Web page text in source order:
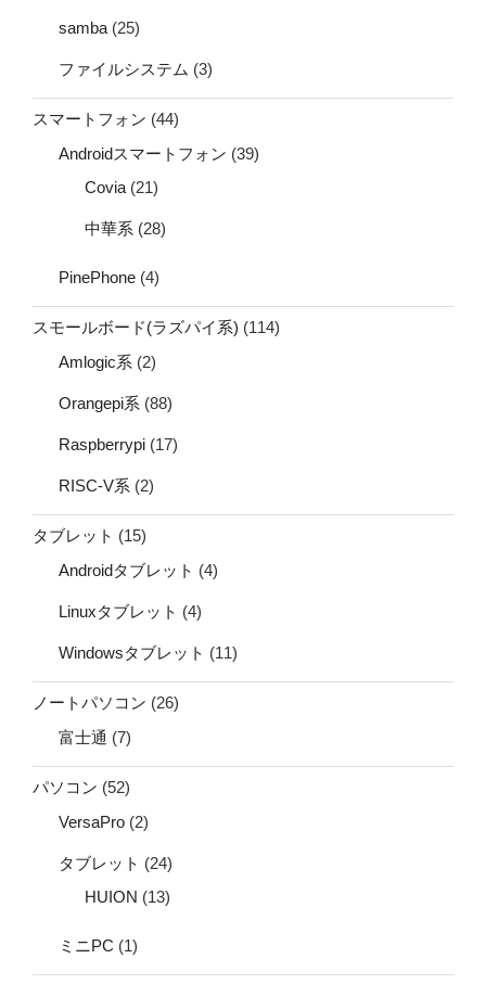
samba (25)
ファイルシステム (3)
スマートフォン (44)
Androidスマートフォン (39)
Covia (21)
中華系 (28)
PinePhone (4)
スモールボード(ラズパイ系) (114)
Amlogic系 (2)
Orangepi系 (88)
Raspberrypi (17)
RISC-V系 (2)
タブレット (15)
Androidタブレット (4)
Linuxタブレット (4)
Windowsタブレット (11)
ノートパソコン (26)
富士通 (7)
パソコン (52)
VersaPro (2)
タブレット (24)
HUION (13)
ミニPC (1)